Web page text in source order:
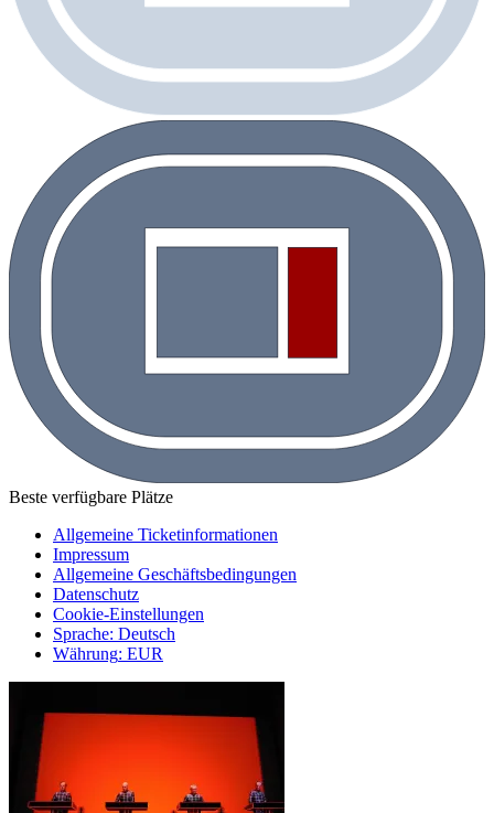
Beste verfügbare Plätze
Allgemeine Ticketinformationen
Impressum
Allgemeine Geschäftsbedingungen
Datenschutz
Cookie-Einstellungen
Sprache: Deutsch
Währung: EUR